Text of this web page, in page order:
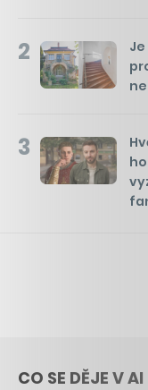
2
3
CO SE DĚJE V AI